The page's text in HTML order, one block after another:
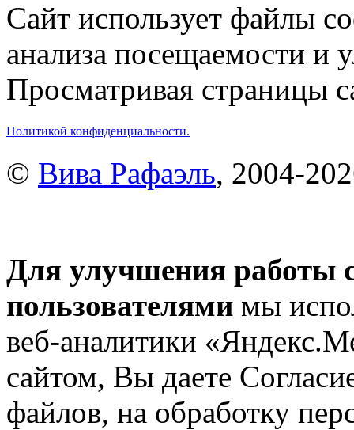
Сайт использует файлы
анализа посещаемости и
Просматривая страницы
Политикой конфиденциальности.
© Вива Рафаэль, 2004-
Для улучшения работы
пользователями мы
веб-аналитики
сайтом, Вы даете
файлов, на обработку